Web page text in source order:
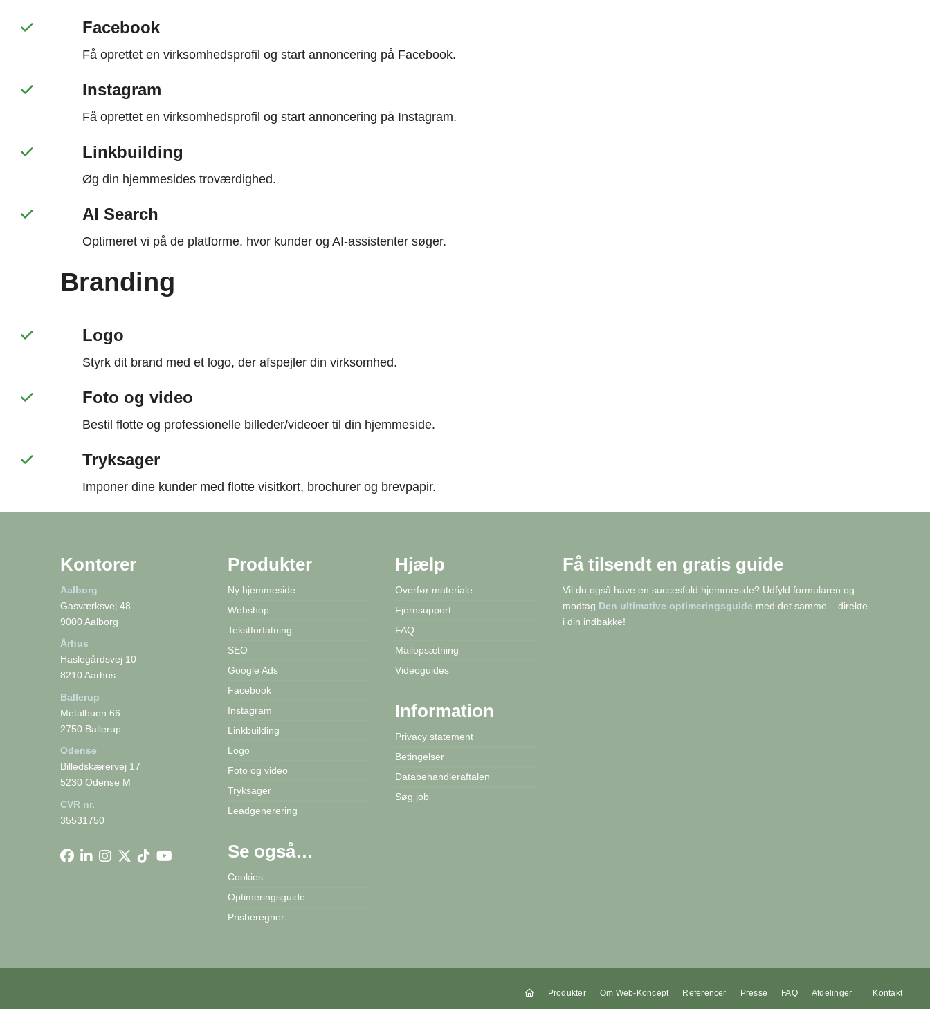
Facebook
Få oprettet en virksomhedsprofil og start annoncering på Facebook.
Instagram
Få oprettet en virksomhedsprofil og start annoncering på Instagram.
Linkbuilding
Øg din hjemmesides troværdighed.
AI Search
Optimeret vi på de platforme, hvor kunder og AI-assistenter søger.
Branding
Logo
Styrk dit brand med et logo, der afspejler din virksomhed.
Foto og video
Bestil flotte og professionelle billeder/videoer til din hjemmeside.
Tryksager
Imponer dine kunder med flotte visitkort, brochurer og brevpapir.
Kontorer
Aalborg
Gasværksvej 48
9000 Aalborg
Århus
Haslegårdsvej 10
8210 Aarhus
Ballerup
Metalbuen 66
2750 Ballerup
Odense
Billedskærervej 17
5230 Odense M
CVR nr.
35531750
Produkter
Ny hjemmeside
Webshop
Tekstforfatning
SEO
Google Ads
Facebook
Instagram
Linkbuilding
Logo
Foto og video
Tryksager
Leadgenerering
Se også…
Cookies
Optimeringsguide
Prisberegner
Hjælp
Overfør materiale
Fjernsupport
FAQ
Mailopsætning
Videoguides
Information
Privacy statement
Betingelser
Databehandleraftalen
Søg job
Få tilsendt en gratis guide
Vil du også have en succesfuld hjemmeside? Udfyld formularen og
modtag Den ultimative optimeringsguide med det samme – direkte
i din indbakke!
Produkter Om Web-Koncept Referencer Presse FAQ Afdelinger
Kontakt